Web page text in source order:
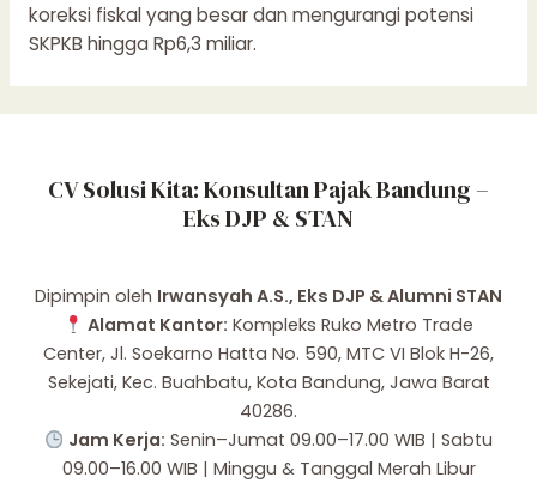
koreksi fiskal yang besar dan mengurangi potensi
SKPKB hingga Rp6,3 miliar.
CV Solusi Kita: Konsultan Pajak Bandung –
Eks DJP & STAN
Dipimpin oleh Irwansyah A.S., Eks DJP & Alumni STAN
Alamat Kantor: Kompleks Ruko Metro Trade
Center, Jl. Soekarno Hatta No. 590, MTC VI Blok H-26,
Sekejati, Kec. Buahbatu, Kota Bandung, Jawa Barat
40286.
Jam Kerja: Senin–Jumat 09.00–17.00 WIB | Sabtu
09.00–16.00 WIB | Minggu & Tanggal Merah Libur